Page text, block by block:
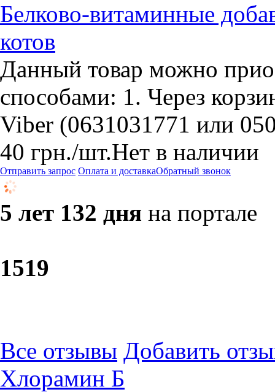
Белково-витаминные
котов
Данный товар можно
способами: 1. Через
Viber (0631031771 или
40 грн./шт.Нет в наличии
Отправить запрос Оплата и доставкаОбратный звонок
5 лет 132 дня на портале
1519
Все отзывы Добавить
Хлорамин Б